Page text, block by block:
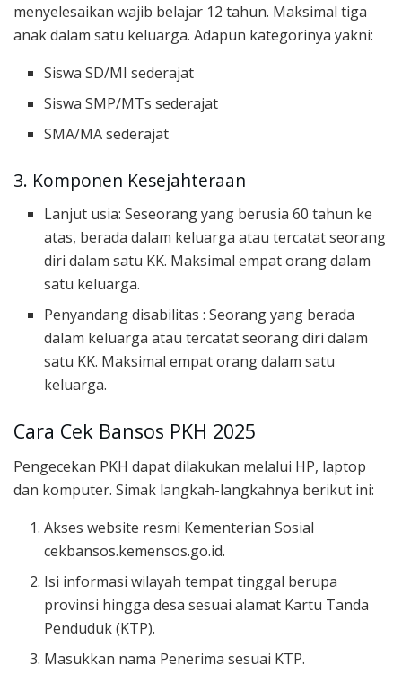
menyelesaikan wajib belajar 12 tahun. Maksimal tiga
anak dalam satu keluarga. Adapun kategorinya yakni:
Siswa SD/MI sederajat
Siswa SMP/MTs sederajat
SMA/MA sederajat
3. Komponen Kesejahteraan
Lanjut usia: Seseorang yang berusia 60 tahun ke
atas, berada dalam keluarga atau tercatat seorang
diri dalam satu KK. Maksimal empat orang dalam
satu keluarga.
Penyandang disabilitas : Seorang yang berada
dalam keluarga atau tercatat seorang diri dalam
satu KK. Maksimal empat orang dalam satu
keluarga.
Cara Cek Bansos PKH 2025
Pengecekan PKH dapat dilakukan melalui HP, laptop
dan komputer. Simak langkah-langkahnya berikut ini:
Akses website resmi Kementerian Sosial
cekbansos.kemensos.go.id.
Isi informasi wilayah tempat tinggal berupa
provinsi hingga desa sesuai alamat Kartu Tanda
Penduduk (KTP).
Masukkan nama Penerima sesuai KTP.